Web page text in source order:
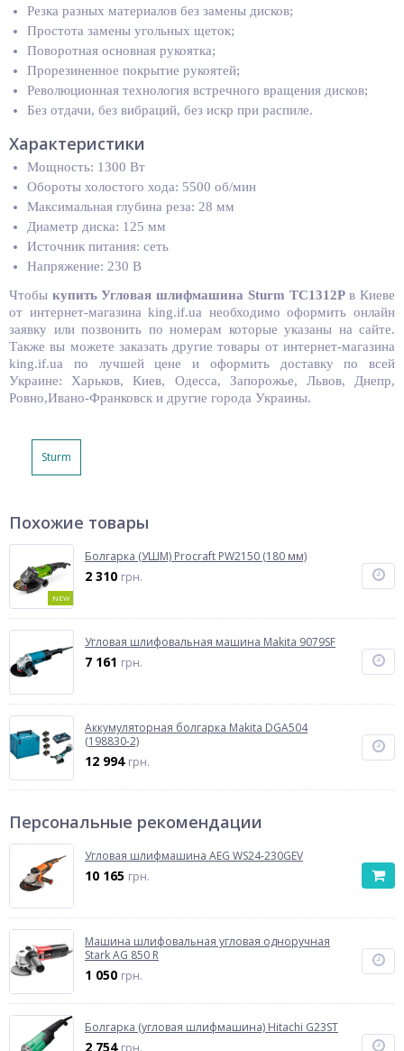
Резка разных материалов без замены дисков;
Простота замены угольных щеток;
Поворотная основная рукоятка;
Прорезиненное покрытие рукоятей;
Революционная технология встречного вращения дисков;
Без отдачи, без вибраций, без искр при распиле.
Характеристики
Мощность: 1300 Вт
Обороты холостого хода: 5500 об/мин
Максимальная глубина реза: 28 мм
Диаметр диска: 125 мм
Источник питания: сеть
Напряжение: 230 В
Чтобы купитьУгловая шлифмашина Sturm TC1312Pв Киеве
от интернет-магазина king.if.ua необходимо оформить онлайн
заявку или позвонить по номерам которые указаны на сайте.
Также вы можете заказать другие товары от интернет-магазина
king.if.ua по лучшей цене и оформить доставку по всей
Украине: Харьков, Киев, Одесса, Запорожье, Львов, Днепр,
Ровно,Ивано-Франковск и другие города Украины.
Sturm
Похожие товары
NEW
Болгарка (УШМ) Procraft PW2150 (180 мм)
2 310 грн.
Угловая шлифовальная машина Makita 9079SF
7 161 грн.
Аккумуляторная болгарка Makita DGA504
(198830-2)
12 994 грн.
Персональные рекомендации
Угловая шлифмашина AEG WS24-230GEV
10 165 грн.
Машина шлифовальная угловая одноручная
Stark AG 850 R
1 050 грн.
Болгарка (угловая шлифмашина) Hitachi G23ST
2 754 грн.